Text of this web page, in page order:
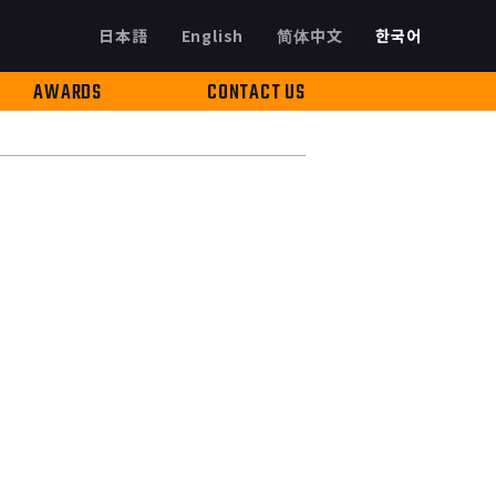
日本語 한국어
English 简体中文
AWARDS CONTACT US